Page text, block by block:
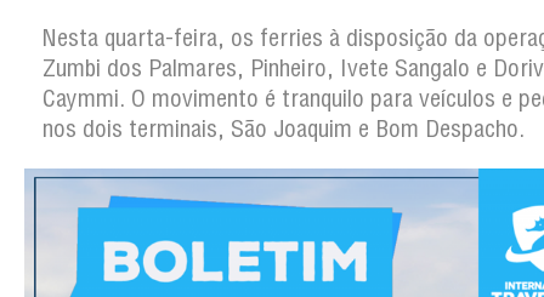
Nesta quarta-feira, os ferries à disposição da
Zumbi dos Palmares, Pinheiro, Ivete Sangalo e
Caymmi. O movimento é tranquilo para veículos e
nos dois terminais, São Joaquim e Bom Despacho.